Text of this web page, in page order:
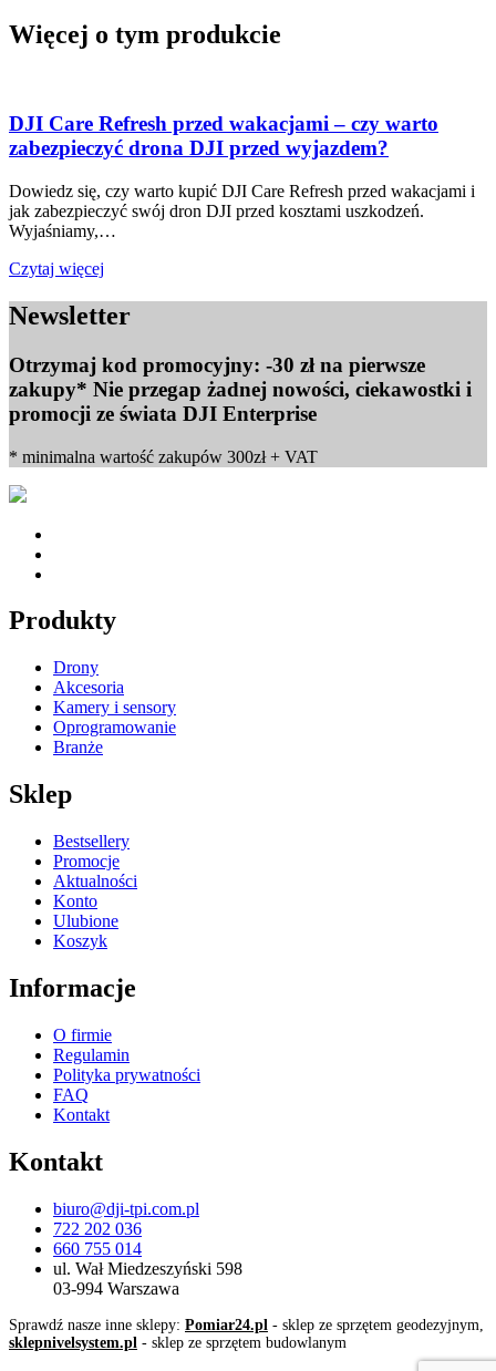
Więcej o tym produkcie
DJI Care Refresh przed wakacjami – czy warto
zabezpieczyć drona DJI przed wyjazdem?
Dowiedz się, czy warto kupić DJI Care Refresh przed wakacjami i
jak zabezpieczyć swój dron DJI przed kosztami uszkodzeń.
Wyjaśniamy,…
Czytaj więcej
Newsletter
Otrzymaj kod promocyjny: -30 zł na pierwsze
zakupy* Nie przegap żadnej nowości, ciekawostki i
promocji ze świata DJI Enterprise
* minimalna wartość zakupów 300zł + VAT
Produkty
Drony
Akcesoria
Kamery i sensory
Oprogramowanie
Branże
Sklep
Bestsellery
Promocje
Aktualności
Konto
Ulubione
Koszyk
Informacje
O firmie
Regulamin
Polityka prywatności
FAQ
Kontakt
Kontakt
biuro@dji-tpi.com.pl
722 202 036
660 755 014
ul. Wał Miedzeszyński 598
03-994 Warszawa
Sprawdź nasze inne sklepy: Pomiar24.pl - sklep ze sprzętem geodezyjnym,
sklepnivelsystem.pl - sklep ze sprzętem budowlanym